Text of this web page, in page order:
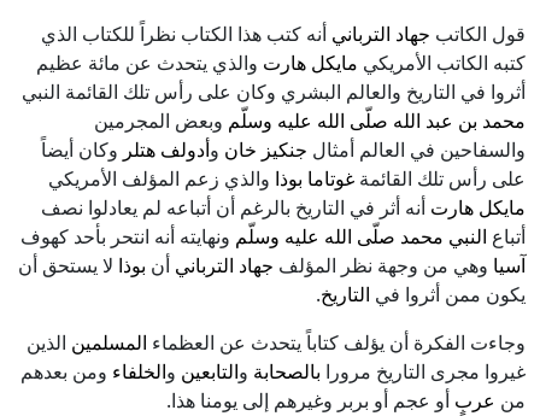
قول الكاتب جهاد الترباني أنه كتب هذا الكتاب نظراً للكتاب الذي
كتبه الكاتب الأمريكي مايكل هارت والذي يتحدث عن مائة عظيم
أثروا في التاريخ والعالم البشري وكان على رأس تلك القائمة النبي
محمد بن عبد الله صلّى الله عليه وسلّم وبعض المجرمين
والسفاحين في العالم أمثال جنكيز خان وأدولف هتلر وكان أيضاً
على رأس تلك القائمة غوتاما بوذا والذي زعم المؤلف الأمريكي
مايكل هارت أنه أثر في التاريخ بالرغم أن أتباعه لم يعادلوا نصف
أتباع النبي محمد صلّى الله عليه وسلّم ونهايته أنه انتحر بأحد كهوف
آسيا وهي من وجهة نظر المؤلف جهاد الترباني أن بوذا لا يستحق أن
يكون ممن أثروا في التاريخ.
وجاءت الفكرة أن يؤلف كتاباً يتحدث عن العظماء المسلمين الذين
غيروا مجرى التاريخ مرورا بالصحابة والتابعين والخلفاء ومن بعدهم
من عربٍ أو عجم أو بربر وغيرهم إلى يومنا هذا.